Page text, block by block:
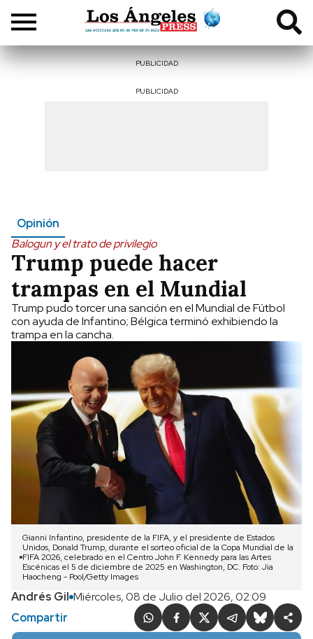
PUBLICIDAD
PUBLICIDAD
Opinión
Balogun y el trato de privilegio
Trump puede hacer
trampas en el Mundial
Trump pudo torcer una sanción en el Mundial de Fútbol
con ayuda de Infantino; Bélgica terminó exhibiendo la
trampa en la cancha.
Gianni Infantino, presidente de la FIFA, y el presidente de Estados
Unidos, Donald Trump, durante el sorteo oficial de la Copa Mundial de la
FIFA 2026, celebrado en el Centro John F. Kennedy para las Artes
Escénicas el 5 de diciembre de 2025 en Washington, DC. Foto: Jia
Haocheng - Pool/Getty Images
Andrés Gil Miércoles, 08 de Julio del 2026, 02:09
Compartir